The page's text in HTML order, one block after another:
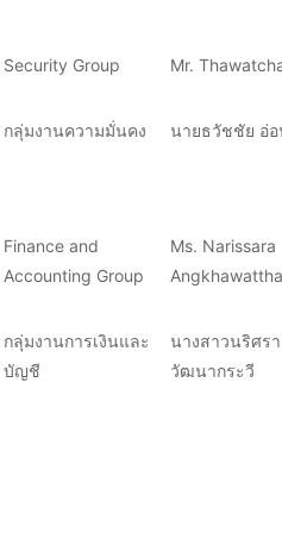
Security Group
กลุ่มงานความมั่นคง
Mr.
นายธวัชชัย อ่อ
Finance and
Accounting Group
กลุ่มงานการเงินและ
บัญชี
Ms. Narissara
นางสาวนริศร
วัฒนากระวี